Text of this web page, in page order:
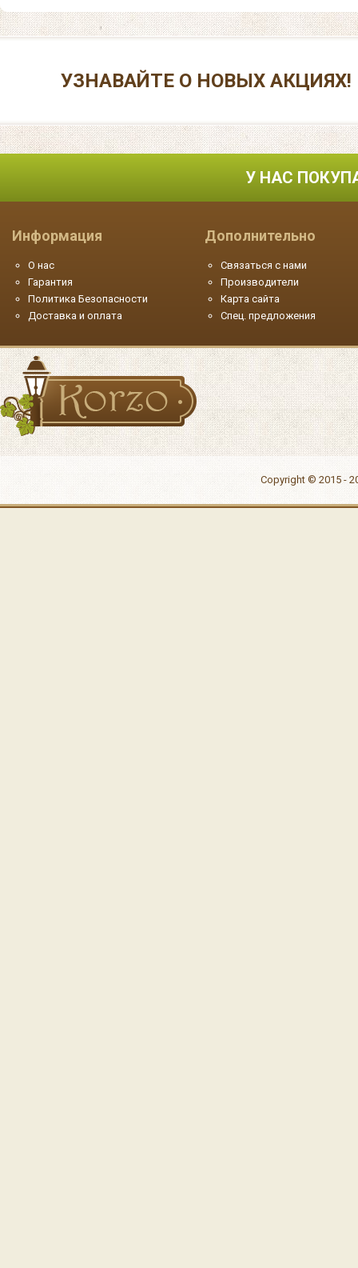
УЗНАВАЙТЕ О НОВЫХ АКЦИЯХ!
У НАС
Информация
О нас
Гарантия
Политика Безопасности
Доставка и оплата
Дополнительно
Связаться с нами
Производители
Карта сайта
Спец. предложения
Copyright © 2015 -